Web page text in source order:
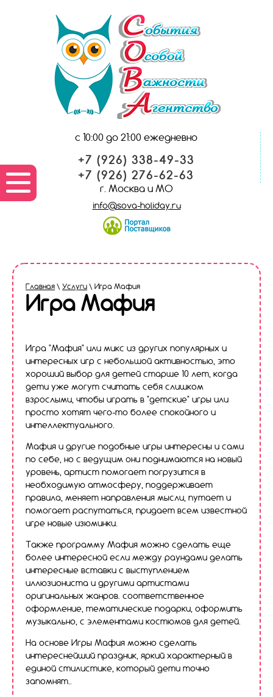
с 10:00 до 21:00 ежедневно
+7 (926) 338-49-33
+7 (926) 276-62-63
г. Москва и МО
info@sova-holiday.ru
Главная \ Услуги \ Игра Мафия
Игра Мафия
Игра "Мафия" или микс из других популярных и
интересных игр с небольшой активностью, это
хороший выбор для детей старше 10 лет, когда
дети уже могут считать себя слишком
взрослыми, чтобы играть в "детские" игры или
просто хотят чего-то более спокойного и
интеллектуального.
Мафия и другие подобные игры интересны и сами
по себе, но с ведущим они поднимаются на новый
уровень, артист помогает погрузится в
необходимую атмосферу, поддерживает
правила, меняет направления мысли, путает и
помогает распутаться, придает всем известной
игре новые изюминки.
Также программу Мафия можно сделать еще
более интересной если между раундами делать
интересные вставки с выступлением
иллюзиониста и другими артистами
оригинальных жанров. соответственное
оформление, тематические подарки, оформить
музыкально, с элементами костюмов для детей.
На основе Игры Мафия можно сделать
интереснейший праздник, яркий характерный в
единой стилистике, который дети точно
запомнят..